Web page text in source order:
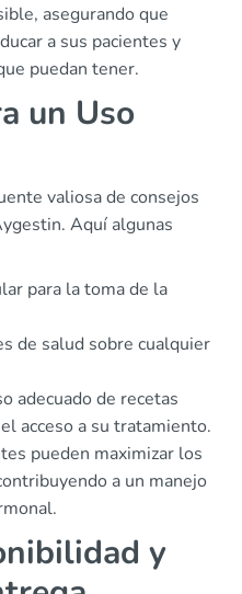
asegurando que
a sus pacientes y
puedan tener.
un Uso
valiosa de consejos
Aquí algunas
para la toma de la
de salud sobre cualquier
adecuado de recetas
acceso a su tratamiento.
pueden maximizar los
a un manejo
y